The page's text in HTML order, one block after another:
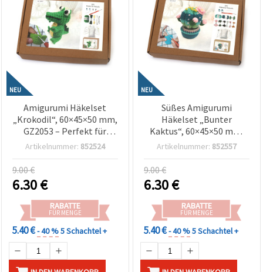
NEU
Amigurumi Häkelset
„Krokodil“, 60×45×50 mm,
GZ2053 – Perfekt für
lustige DIY-
handgemachte
Geschenke & kreatives
Artikelnummer: 852524
9.00 €
6.30€
RABATTE
FÜR MENGE
5.40 €- 40 %5 Schachtel +
NEU
Süßes Amigurumi
Häkelset „Bunter
Kaktus“, 60×45×50 mm,
GZ2112 – Perfekt für DIY
handgemachte
Geschenke
Artikelnummer: 852557
9.00 €
6.30€
RABATTE
FÜR MENGE
5.40 €- 40 %5 Schachtel +